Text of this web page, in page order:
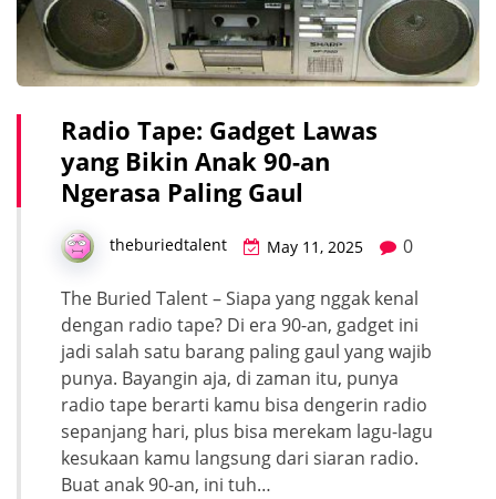
Radio Tape: Gadget Lawas
yang Bikin Anak 90-an
Ngerasa Paling Gaul
theburiedtalent May 11, 2025 0
The Buried Talent – Siapa yang nggak kenal
dengan radio tape? Di era 90-an, gadget ini
jadi salah satu barang paling gaul yang wajib
punya. Bayangin aja, di zaman itu, punya
radio tape berarti kamu bisa dengerin radio
sepanjang hari, plus bisa merekam lagu-lagu
kesukaan kamu langsung dari siaran radio.
Buat anak 90-an, ini tuh…